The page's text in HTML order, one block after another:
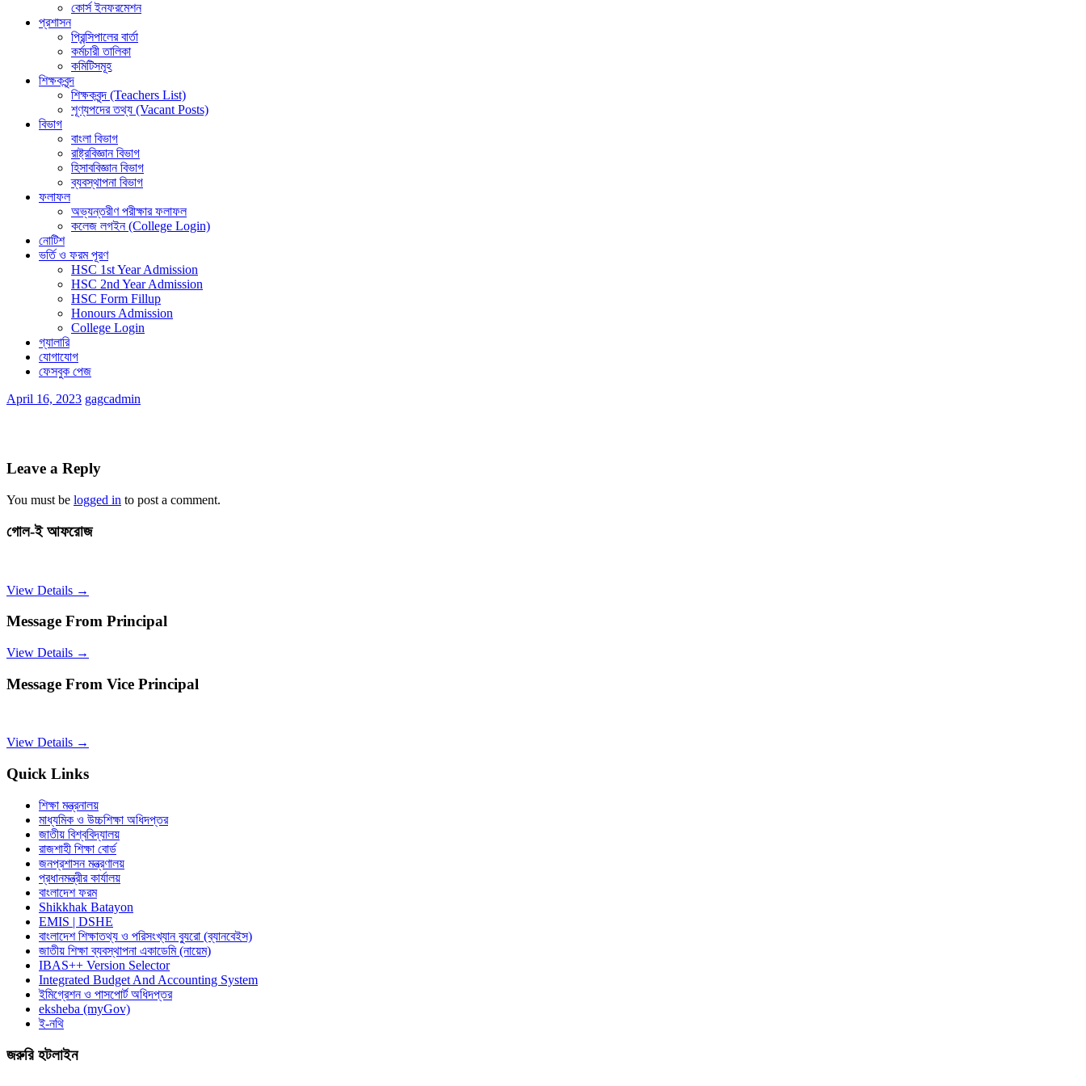
কোর্স ইনফরমেশন
প্রশাসন
প্রিন্সিপালের বার্তা
কর্মচারী তালিকা
কমিটিসমূহ
শিক্ষকবৃন্দ
শিক্ষকবৃন্দ (Teachers List)
শূণ্যপদের তথ্য (Vacant Posts)
বিভাগ
বাংলা বিভাগ
রাষ্ট্রবিজ্ঞান বিভাগ
হিসাববিজ্ঞান বিভাগ
ব্যবস্থাপনা বিভাগ
ফলাফল
অভ্যন্তরীণ পরীক্ষার ফলাফল
কলেজ লগইন (College Login)
নোটিশ
ভর্তি ও ফরম পূরণ
HSC 1st Year Admission
HSC 2nd Year Admission
HSC Form Fillup
Honours Admission
College Login
গ্যালারি
যোগাযোগ
ফেসবুক পেজ
April 16, 2023 gagcadmin
Leave a Reply
You must be logged in to post a comment.
গোল-ই আফরোজ
View Details →
Message From Principal
View Details →
Message From Vice Principal
View Details →
Quick Links
শিক্ষা মন্ত্রনালয়
মাধ্যমিক ও উচ্চশিক্ষা অধিদপ্তর
জাতীয় বিশ্ববিদ্যালয়
রাজশাহী শিক্ষা বোর্ড
জনপ্রশাসন মন্ত্রণালয়
প্রধানমন্ত্রীর কার্যালয়
বাংলাদেশ ফরম
Shikkhak Batayon
EMIS | DSHE
বাংলাদেশ শিক্ষাতথ্য ও পরিসংখ্যান ব্যুরো (ব্যানবেইস)
জাতীয় শিক্ষা ব্যবস্থাপনা একাডেমি (নায়েম)
IBAS++ Version Selector
Integrated Budget And Accounting System
ইমিগ্রেশন ও পাসপোর্ট অধিদপ্তর
eksheba (myGov)
ই-নথি
জরুরি হটলাইন